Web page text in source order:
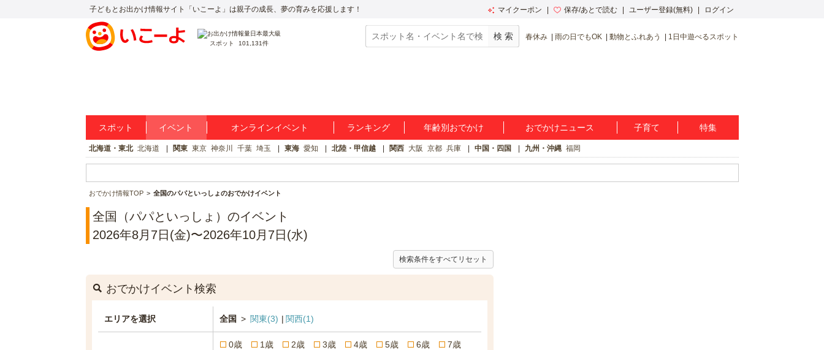
子どもとお出かけ情報サイト「いこーよ」は親子の成長、夢の育みを応援します！ マイクーポン 保存/あとで読む ユーザー登録(無料) ログイン
スポット 101,131件
春休み 雨の日でもOK 動物とふれあう 1日中遊べるスポット
スポット イベント オンラインイベント ランキング 年齢別おでかけ おでかけニュース 子育て 特集
北海道・東北 北海道 関東 東京 神奈川 千葉 埼玉 東海 愛知 北陸・甲信越 関西 大阪 京都 兵庫 中国・四国 九州・沖縄 福岡
おでかけ情報TOP 全国のパパといっしょのおでかけイベント
全国（パパといっしょ）のイベント
2026年8月7日(金)〜2026年10月7日(水)
検索条件をすべてリセット
おでかけイベント検索
エリアを選択 全国 > 関東(3) 関西(1)
0歳 1歳 2歳 3歳 4歳 5歳 6歳
7歳